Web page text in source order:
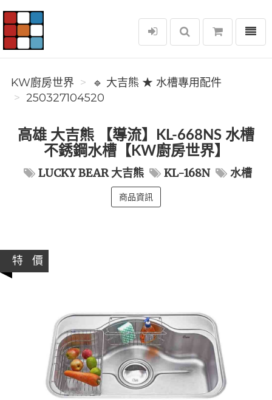
KW廚房世界
選單
KW廚房世界
🔹 大吉熊 ★ 水槽專用配件
250327104520
高雄 大吉熊 【導流】KL-668NS 水槽
不銹鋼水槽【KW廚房世界】
LUCKY BEAR 大吉熊 KL-168N 水槽
商品資訊
特 價